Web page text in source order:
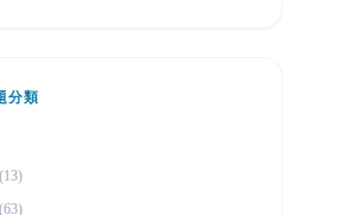
分類
(13)
(63)